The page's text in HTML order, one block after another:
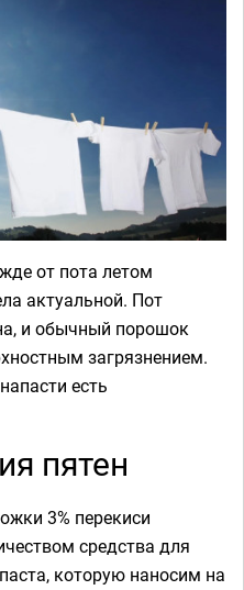
от пота летом
актуальной. Пот
и обычный порошок
загрязнением.
есть
пятен
3% перекиси
средства для
которую наносим на